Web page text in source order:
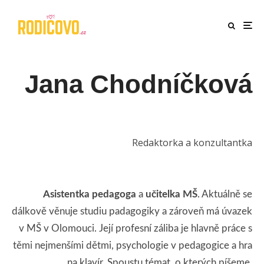
Jana Chodníčková
Redaktorka a konzultantka
Asistentka pedagoga a učitelka MŠ. Aktuálně se
dálkově věnuje studiu padagogiky a zároveň má úvazek
v MŠ v Olomouci. Její profesní záliba je hlavně práce s
těmi nejmenšími dětmi, psychologie v pedagogice a hra